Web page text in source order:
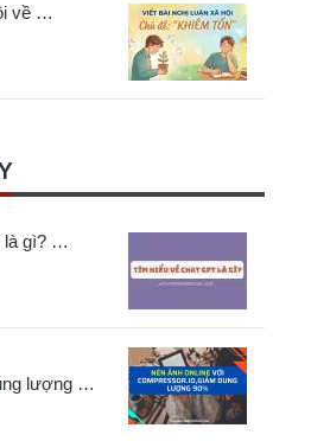
về …
là gì? …
lượng …